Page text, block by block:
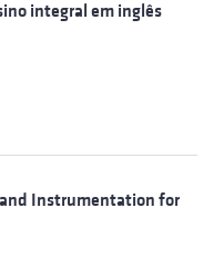
integral em inglês
and Instrumentation for